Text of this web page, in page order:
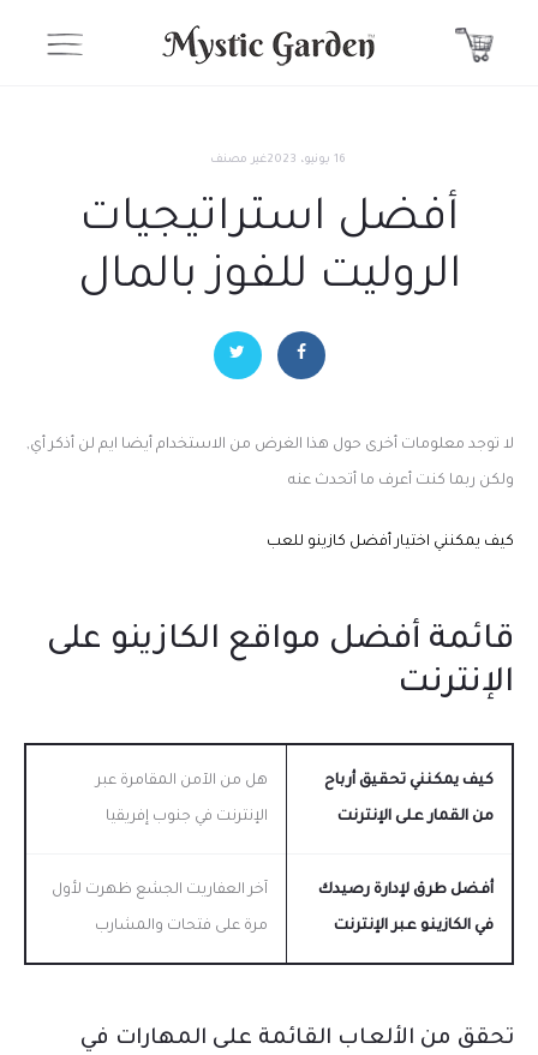
16 يونيو، 2023 غير مصنف
أفضل استراتيجيات
الروليت للفوز بالمال
لا توجد معلومات أخرى حول هذا الغرض من الاستخدام أيضا ايم لن أذكر أي,
ولكن ربما كنت أعرف ما أتحدث عنه
كيف يمكنني اختيار أفضل كازينو للعب
قائمة أفضل مواقع الكازينو على
الإنترنت
كيف يمكنني تحقيق أرباح
من القمار على الإنترنت
هل من الآمن المقامرة عبر
الإنترنت في جنوب إفريقيا
أفضل طرق لإدارة رصيدك
في الكازينو عبر الإنترنت
آخر العفاريت الجشع ظهرت لأول
مرة على فتحات والمشارب
تحقق من الألعاب القائمة على المهارات في